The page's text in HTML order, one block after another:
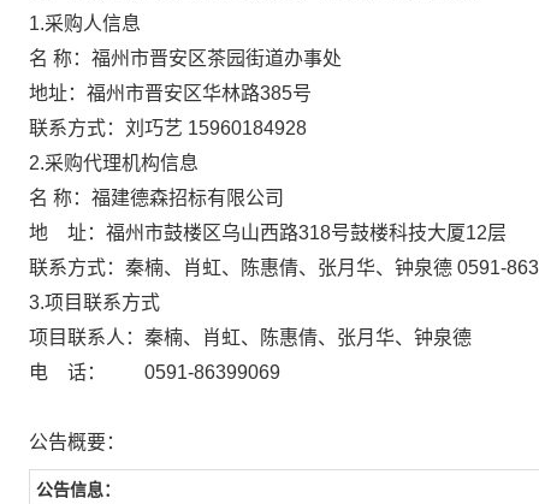
1.采购人信息
名 称：福州市晋安区茶园街道办事处
地址：福州市晋安区华林路385号
联系方式：刘巧艺 15960184928
2.采购代理机构信息
名 称：福建德森招标有限公司
地 址：福州市鼓楼区乌山西路318号鼓
联系方式：秦楠、肖虹、陈惠倩、张月华
3.项目联系方式
项目联系人：秦楠、肖虹、陈惠倩、张月华、钟泉德
电 话： 0591-86399069
公告概要：
公告信息：